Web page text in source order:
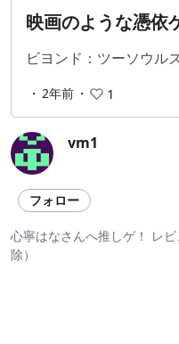
映画のような憑依
ビヨンド：ツーソウル
・ 2年前 ・ 1
vm1
フォロー
心寧はなさんへ推しゲ！ レ
除）